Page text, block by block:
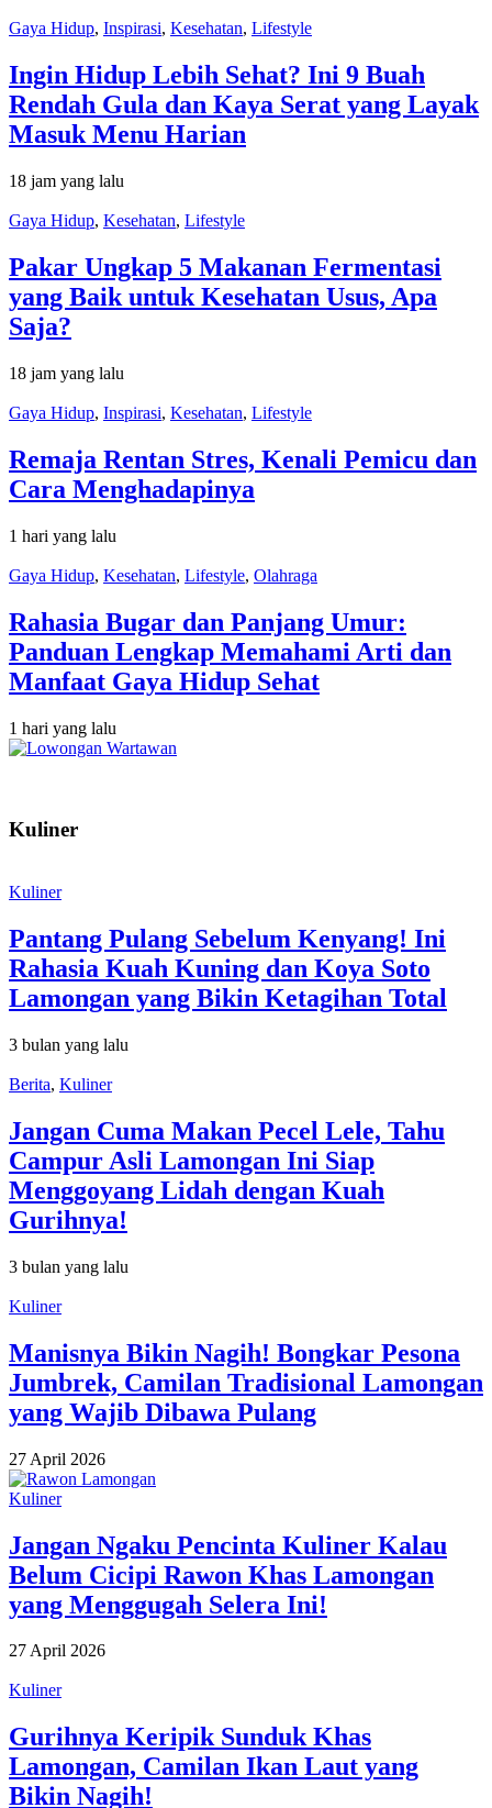
Gaya Hidup, Inspirasi, Kesehatan, Lifestyle
Ingin Hidup Lebih Sehat? Ini 9 Buah
Rendah Gula dan Kaya Serat yang Layak
Masuk Menu Harian
18 jam yang lalu
Gaya Hidup, Kesehatan, Lifestyle
Pakar Ungkap 5 Makanan Fermentasi
yang Baik untuk Kesehatan Usus, Apa
Saja?
18 jam yang lalu
Gaya Hidup, Inspirasi, Kesehatan, Lifestyle
Remaja Rentan Stres, Kenali Pemicu dan
Cara Menghadapinya
1 hari yang lalu
Gaya Hidup, Kesehatan, Lifestyle, Olahraga
Rahasia Bugar dan Panjang Umur:
Panduan Lengkap Memahami Arti dan
Manfaat Gaya Hidup Sehat
1 hari yang lalu
Kuliner
Kuliner
Pantang Pulang Sebelum Kenyang! Ini
Rahasia Kuah Kuning dan Koya Soto
Lamongan yang Bikin Ketagihan Total
3 bulan yang lalu
Berita, Kuliner
Jangan Cuma Makan Pecel Lele, Tahu
Campur Asli Lamongan Ini Siap
Menggoyang Lidah dengan Kuah
Gurihnya!
3 bulan yang lalu
Kuliner
Manisnya Bikin Nagih! Bongkar Pesona
Jumbrek, Camilan Tradisional Lamongan
yang Wajib Dibawa Pulang
27 April 2026
Kuliner
Jangan Ngaku Pencinta Kuliner Kalau
Belum Cicipi Rawon Khas Lamongan
yang Menggugah Selera Ini!
27 April 2026
Kuliner
Gurihnya Keripik Sunduk Khas
Lamongan, Camilan Ikan Laut yang
Bikin Nagih!